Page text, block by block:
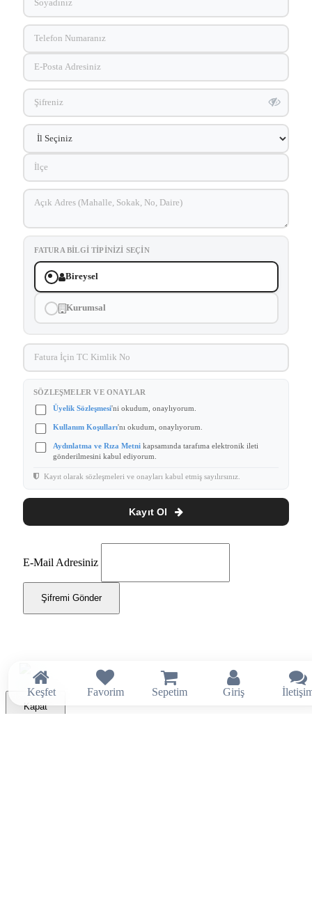
FATURA BILGI TIPINIZI SEÇIN
Bireysel
Kurumsal
SÖZLEŞMELER VE ONAYLAR
Üyelik Sözleşmesi'ni okudum, onaylıyorum.
Kullanım Koşulları'nı okudum, onaylıyorum.
Aydınlatma ve Rıza Metni kapsamında tarafıma elektronik ileti
gönderilmesini kabul ediyorum.
Kayıt olarak sözleşmeleri ve onayları kabul etmiş sayılırsınız.
Kayıt Ol
E-Mail Adresiniz
Şifremi Gönder
Keşfet Favorim Sepetim Giriş
Kapat